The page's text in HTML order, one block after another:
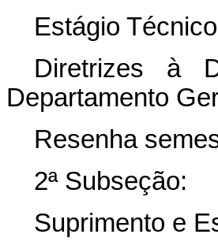
Estágio
Diretrizes à
Departamento
Resenha
2ª Subseção:
Suprimento e